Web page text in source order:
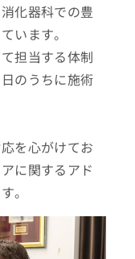
化器科での豊
います。
担当する体制
のうちに施術
を心がけてお
に関するアド
。